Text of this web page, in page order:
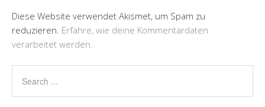
Diese Website verwendet Akismet, um Spam zu
reduzieren. Erfahre, wie deine Kommentardaten
verarbeitet werden.